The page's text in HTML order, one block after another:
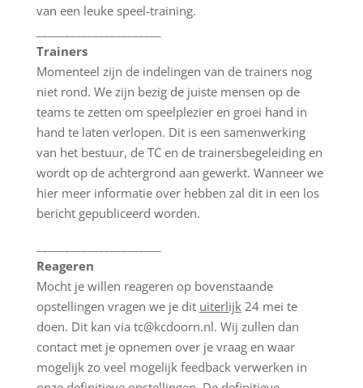
van een leuke speel-training.
Trainers
Momenteel zijn de indelingen van de trainers nog
niet rond. We zijn bezig de juiste mensen op de
teams te zetten om speelplezier en groei hand in
hand te laten verlopen. Dit is een samenwerking
van het bestuur, de TC en de trainersbegeleiding en
wordt op de achtergrond aan gewerkt. Wanneer we
hier meer informatie over hebben zal dit in een los
bericht gepubliceerd worden.
Reageren
Mocht je willen reageren op bovenstaande
opstellingen vragen we je dit uiterlijk24 mei te
doen. Dit kan via tc@kcdoorn.nl. Wij zullen dan
contact met je opnemen over je vraag en waar
mogelijk zo veel mogelijk feedback verwerken in